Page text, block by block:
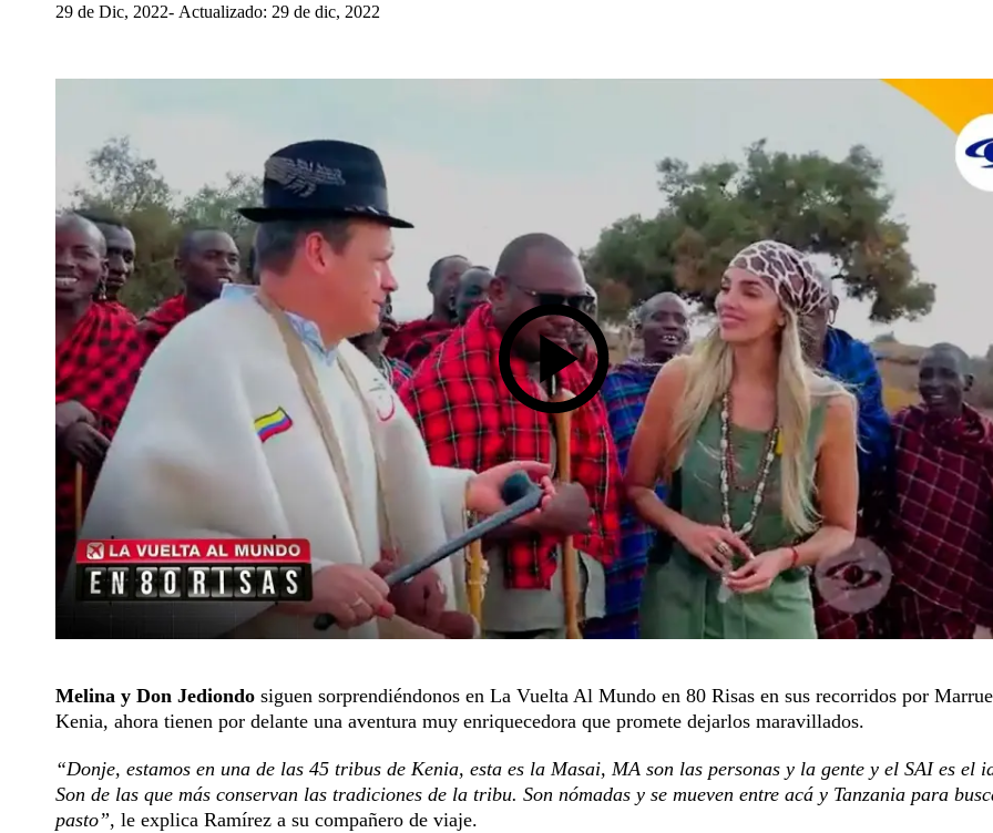
29 de Dic, 2022 Actualizado: 29 de dic, 2022
Melina y Don Jediondo siguen sorprendiéndonos en La Vuelta Al Mundo en 80 Risas en sus recorridos por
Kenia, ahora tienen por delante una aventura muy enriquecedora que promete dejarlos maravillados.
“Donje, estamos en una de las 45 tribus de Kenia, esta es la Masai, MA son las personas y la gente y el SAI es el
Son de las que más conservan las tradiciones de la tribu. Son nómadas y se mueven entre acá y Tanzania para
pasto”, le explica Ramírez a su compañero de viaje.